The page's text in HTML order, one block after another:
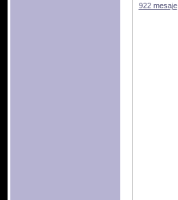
922 mesaje